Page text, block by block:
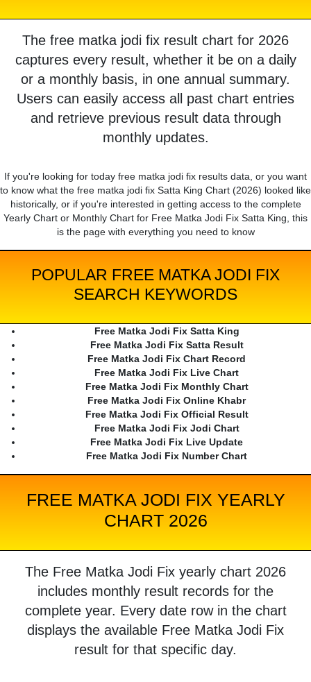
The free matka jodi fix result chart for 2026
captures every result, whether it be on a daily
or a monthly basis, in one annual summary.
Users can easily access all past chart entries
and retrieve previous result data through
monthly updates.
If you're looking for today free matka jodi fix results data, or you want
to know what the free matka jodi fix Satta King Chart (2026) looked like
historically, or if you're interested in getting access to the complete
Yearly Chart or Monthly Chart for Free Matka Jodi Fix Satta King, this
is the page with everything you need to know
POPULAR FREE MATKA JODI FIX
SEARCH KEYWORDS
Free Matka Jodi Fix Satta King
Free Matka Jodi Fix Satta Result
Free Matka Jodi Fix Chart Record
Free Matka Jodi Fix Live Chart
Free Matka Jodi Fix Monthly Chart
Free Matka Jodi Fix Online Khabr
Free Matka Jodi Fix Official Result
Free Matka Jodi Fix Jodi Chart
Free Matka Jodi Fix Live Update
Free Matka Jodi Fix Number Chart
FREE MATKA JODI FIX YEARLY
CHART 2026
The Free Matka Jodi Fix yearly chart 2026
includes monthly result records for the
complete year. Every date row in the chart
displays the available Free Matka Jodi Fix
result for that specific day.